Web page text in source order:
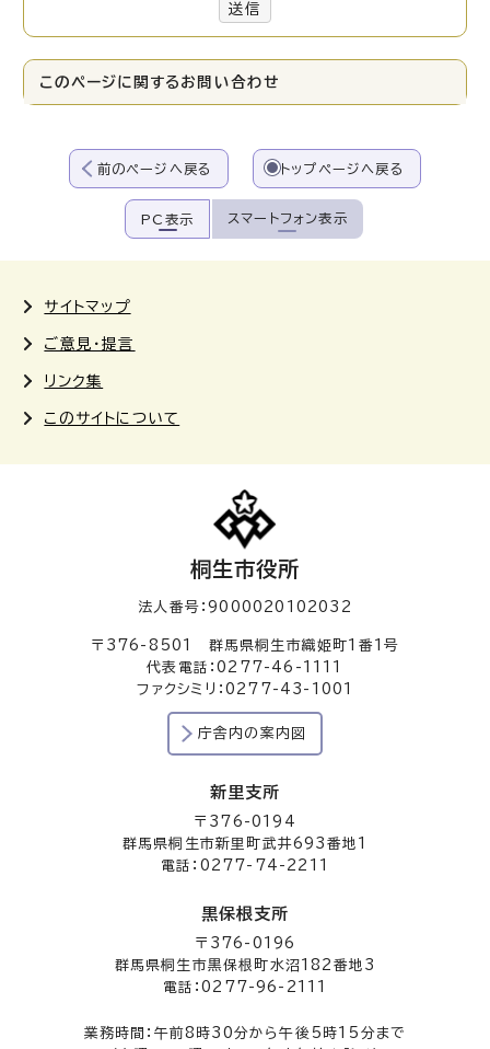
送信
このページに関する お問い合わせ
前のページへ戻る トップページへ戻る
PC表示 スマートフォン表示
サイトマップ
ご意見・提言
リンク集
このサイトについて
桐生市役所
法人番号：9000020102032
〒376-8501 群馬県桐生市織姫町1番1号
代表電話：0277-46-1111
ファクシミリ：0277-43-1001
庁舎内の案内図
新里支所
〒376-0194
群馬県桐生市新里町武井693番地1
電話：0277-74-2211
黒保根支所
〒376-0196
群馬県桐生市黒保根町水沼182番地3
電話：0277-96-2111
業務時間：午前8時30分から午後5時15分まで